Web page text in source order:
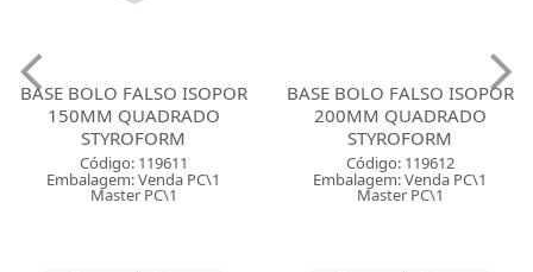
BASE BOLO FALSO ISOPOR
150MM QUADRADO
STYROFORM
Código: 119611
Embalagem: Venda PC\1
Master PC\1
BASE BOLO FALSO ISOPOR
200MM QUADRADO
STYROFORM
Código: 119612
Embalagem: Venda PC\1
Master PC\1